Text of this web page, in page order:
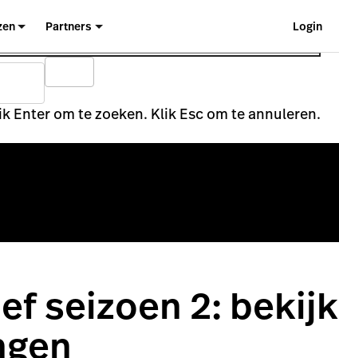
Partners Login
Enter om te zoeken. Klik Esc om te annuleren.
seizoen 2: bekijk